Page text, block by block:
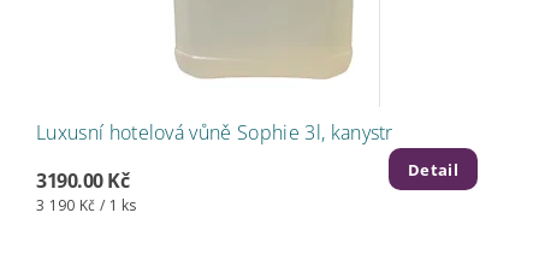
Luxusní hotelová vůně Sophie 3l, kanystr
3190.00 Kč
3 190 Kč / 1 ks
Detail